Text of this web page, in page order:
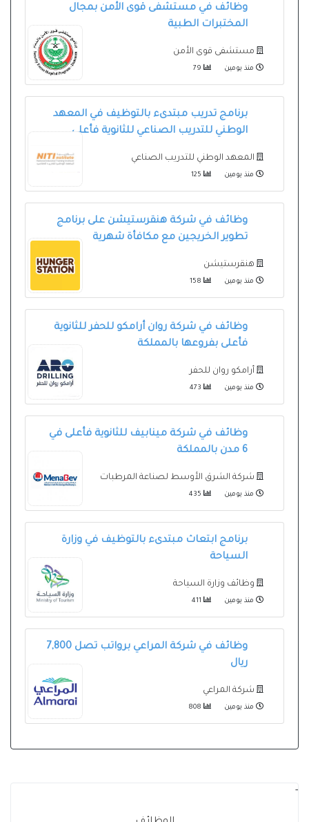
وظائف في مستشفى قوى الأمن بمجال
المختبرات الطبية
مستشفى قوى الأمن
منذ يومين
برنامج تدريب مبتدىء بالتوظيف في المعهد
الوطني للتدريب الصناعي للثانوية فأعلى
المعهد الوطني للتدريب الصناعي
منذ يومين
وظائف في شركة هنقرستيشن على برنامج
تطوير الخريجين مع مكافأة شهرية
هنقرستيشن
منذ يومين
وظائف في شركة روان أرامكو للحفر للثانوية
فأعلى بفروعها بالمملكة
أرامكو روان للحفر
منذ يومين
وظائف في شركة مينابيف للثانوية فأعلى في
6 مدن بالمملكة
شركة الشرق الأوسط لصناعة المرطبات
منذ يومين
برنامج ابتعاث مبتدىء بالتوظيف في وزارة
السياحة
وظائف وزارة السياحة
منذ يومين
وظائف في شركة المراعي برواتب تصل 7,800
ريال
شركة المراعي
منذ يومين
-